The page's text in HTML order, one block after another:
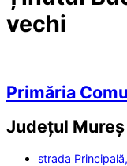
vechi
Primăria
Județul Mureș
strada